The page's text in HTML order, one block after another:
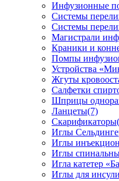
Инфузионные
Системы
Системы
Магистрали
Краники и
Помпы
Устройства
Жгуты
Салфетки
Шприцы
Ланцеты(7)
Скарификаторы
Иглы
Иглы
Иглы
Игла катетер
Иглы для